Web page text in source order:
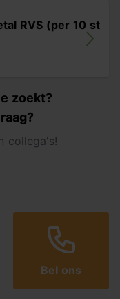
RVS (per 10 st
zoekt?
collega's!
Bel ons